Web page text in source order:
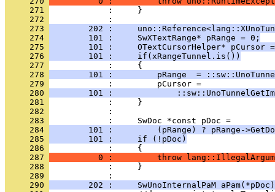
     271
     272
     273
202 :
     274
        101 :     SwXTextRange* pRange = 0;
     275
101 :     OTextCursorHelper* pCursor
     276
        101 :     if(xRangeTunnel.is())
     277
     278
101 :         pRange  =
     279
     280
101 :
     281
     282
     283
     284
101 :         (pRange) ? pRange-
     285
        101 :     if (!pDoc)
     286
     287
0 :         throw
     288
     289
     290
202 :     SwUnoInternalPaM